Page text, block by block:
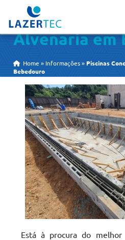
Piscinas
Alvenaria em
Home » Informações » Piscinas
Bebedouro
Está à procura do